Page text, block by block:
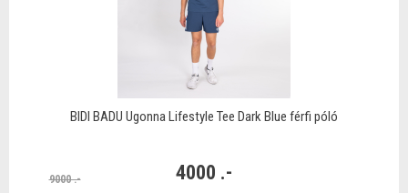
BIDI BADU Ugonna Lifestyle Tee Dark Blue férfi póló
9000 .- 4000 .-